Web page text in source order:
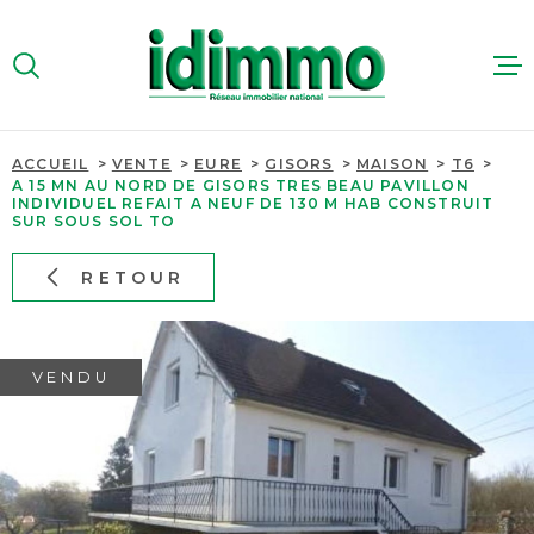
la
menu
contenu
ACHETER
ESTIMER
QUI
ACCUEIL VENTE EURE GISORS MAISON
T6
A 15 MN AU NORD DE GISORS TRES BEAU PAVILLON
INDIVIDUEL REFAIT A NEUF DE 130 M HAB CONSTRUIT
SUR SOUS SOL TO
RETOUR
VENDU
VOTRE
RECHERCHE
TYPE
BIEN
PAYS
VILLE
VILLE
Budget